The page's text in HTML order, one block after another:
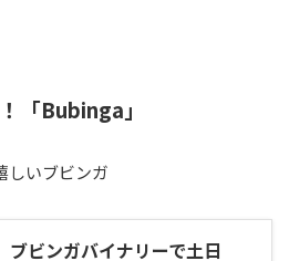
「Bubinga」
しいブビンガ
ブビンガバイナリーで土日